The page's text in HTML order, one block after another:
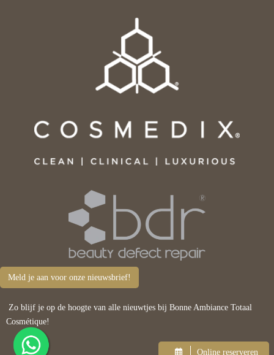
Meld je aan voor onze nieuwsbrief!
Zo blijf je op de hoogte van alle nieuwtjes bij Bonne Ambiance Totaal
Cosmétique!
Online reserveren